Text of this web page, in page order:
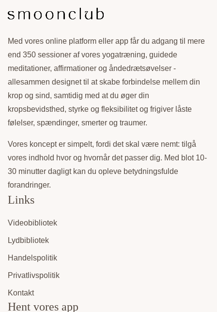
Med vores online platform eller app får du adgang til mere
end 350 sessioner af vores yogatræning, guidede
meditationer, affirmationer og åndedrætsøvelser -
allesammen designet til at skabe forbindelse mellem din
krop og sind, samtidig med at du øger din
kropsbevidsthed, styrke og fleksibilitet og frigiver låste
følelser, spændinger, smerter og traumer.
Vores koncept er simpelt, fordi det skal være nemt: tilgå
vores indhold hvor og hvornår det passer dig. Med blot 10-
30 minutter dagligt kan du opleve betydningsfulde
forandringer.
Links
Videobibliotek
Lydbibliotek
Handelspolitik
Privatlivspolitik
Kontakt
Hent vores app